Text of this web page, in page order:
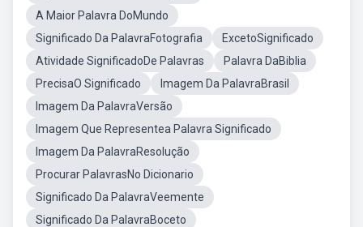
A Maior Palavra DoMundo
Significado Da PalavraFotografia
ExcetoSignificado
Atividade SignificadoDe Palavras
Palavra DaBiblia
PrecisaO Significado
Imagem Da PalavraBrasil
Imagem Da PalavraVersão
Imagem Que Representea Palavra Significado
Imagem Da PalavraResolução
Procurar PalavrasNo Dicionario
Significado Da PalavraVeemente
Significado Da PalavraBoceto